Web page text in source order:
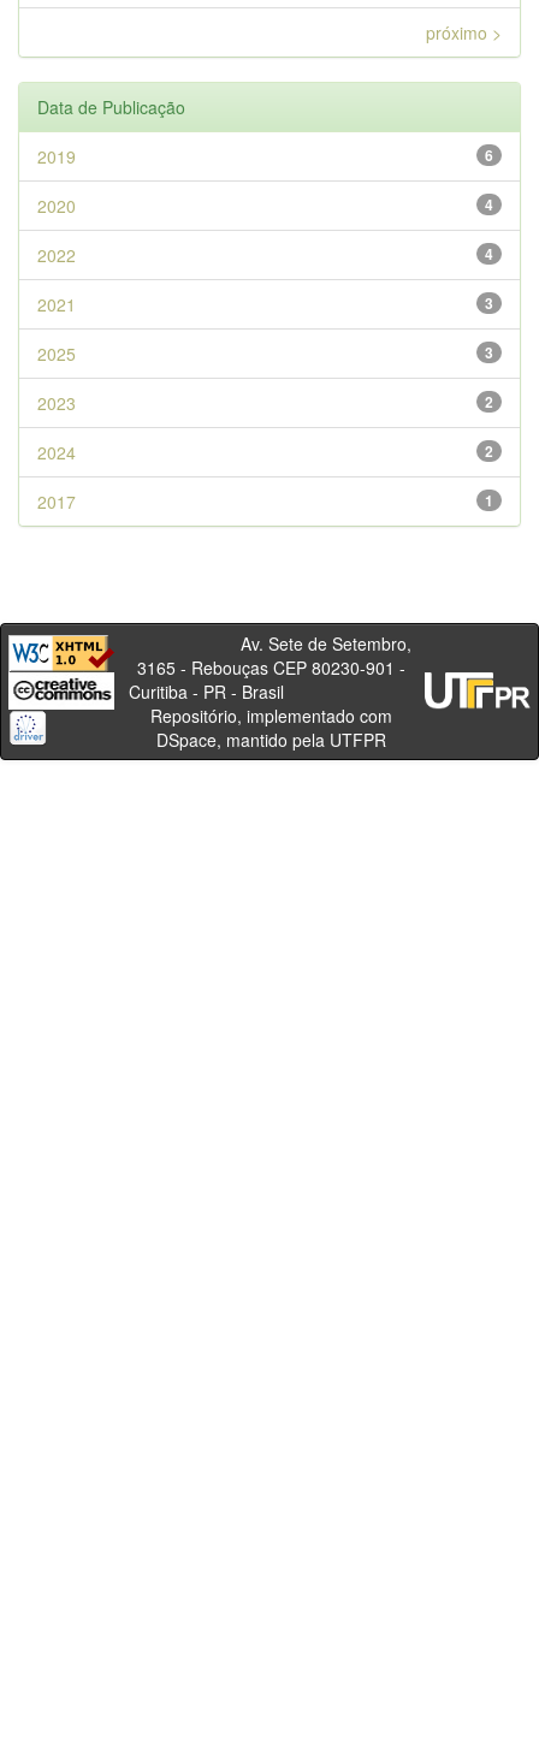
próximo >
Data de Publicação
6
2019
4
2020
4
2022
3
2021
3
2025
2
2023
2
2024
1
2017
Av. Sete de Setembro,
3165 - Rebouças CEP 80230-901 -
Curitiba - PR - Brasil
Repositório, implementado com
DSpace, mantido pela UTFPR